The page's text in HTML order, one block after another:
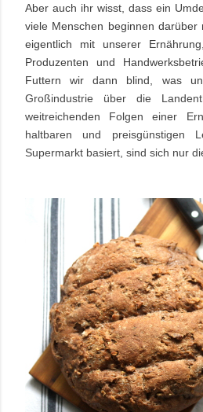
Aber auch ihr wisst, dass ein
viele Menschen beginnen darüber
eigentlich mit unserer
Produzenten und
Futtern wir dann blind, was
Großindustrie über die
weitreichenden Folgen einer
haltbaren und preisgünstigen
Supermarkt basiert, sind sich nur